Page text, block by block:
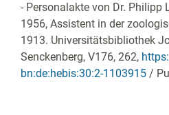
- Personalakte von Dr. Philipp
1956, Assistent in der
1913. Universitätsbibliothek
Senckenberg, V176, 262,
bn:de:hebis:30:2-1103915 /